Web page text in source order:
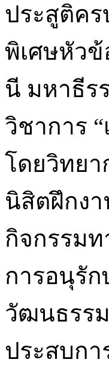
ประสูติคร
พิเศษหัวข้
นี มหาธีร
วิชาการ
โดยวิทย
นิสิตฝึกงา
กิจกรรม
การอนุรั
วัฒนธรร
ประสบก